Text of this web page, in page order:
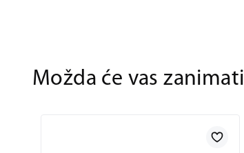
Možda će vas zanimati